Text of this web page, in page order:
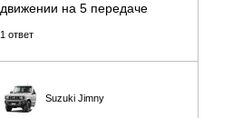
движении на 5 передаче
1 ответ
Suzuki Jimny